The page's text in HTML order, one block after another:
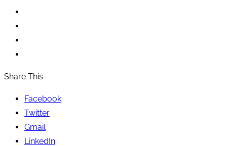
Share This
Facebook
Twitter
Gmail
LinkedIn